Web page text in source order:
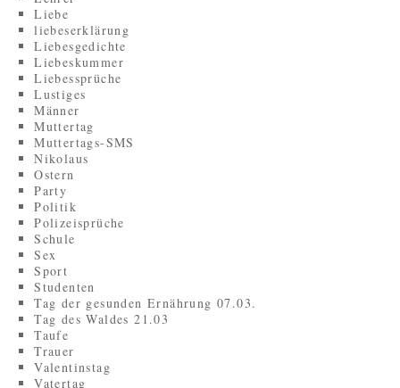
Liebe
liebeserklärung
Liebesgedichte
Liebeskummer
Liebessprüche
Lustiges
Männer
Muttertag
Muttertags-SMS
Nikolaus
Ostern
Party
Politik
Polizeisprüche
Schule
Sex
Sport
Studenten
Tag der gesunden Ernährung 07.03.
Tag des Waldes 21.03
Taufe
Trauer
Valentinstag
Vatertag